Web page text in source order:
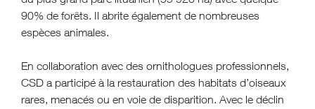
90% de forêts. Il abrite également de nombreuses
espèces animales.
En collaboration avec des ornithologues professionnels,
CSD a participé à la restauration des habitats d’oiseaux
rares, menacés ou en voie de disparition. Avec le déclin